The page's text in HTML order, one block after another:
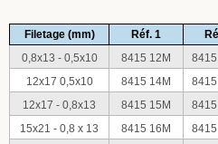
Filetage (mm) Réf. 1
0,8x13 - 0,5x10
8415 12M
12x17 0,5x10
8415 14M
12x17 - 0,8x13
8415 15M
15x21 - 0,8 x 13
8415 16M